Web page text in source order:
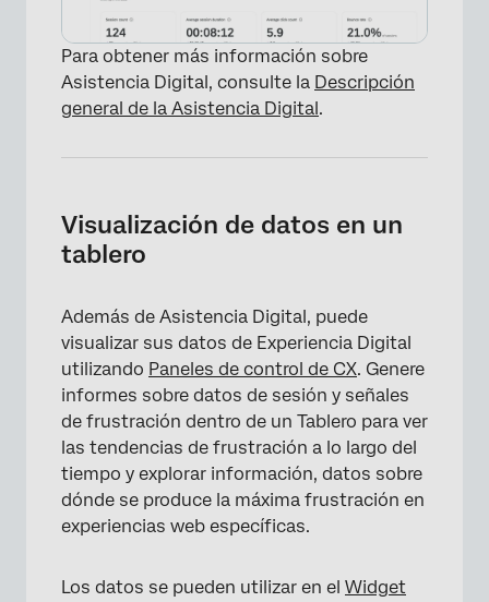
Para obtener más información sobre
Asistencia Digital, consulte la Descripción
general de la Asistencia Digital.
Visualización de datos en un
tablero
Además de Asistencia Digital, puede
visualizar sus datos de Experiencia Digital
utilizando Paneles de control de CX. Genere
informes sobre datos de sesión y señales
de frustración dentro de un Tablero para ver
las tendencias de frustración a lo largo del
tiempo y explorar información, datos sobre
dónde se produce la máxima frustración en
experiencias web específicas.
Los datos se pueden utilizar en el Widget